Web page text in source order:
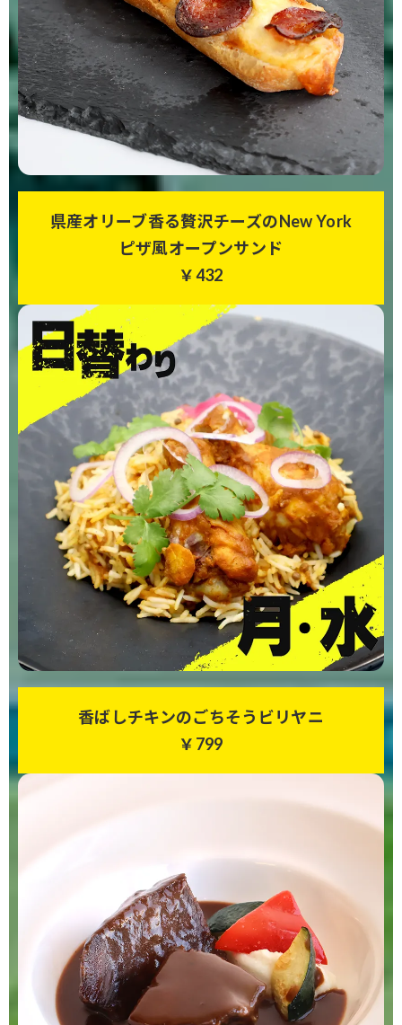
県産オリーブ香る贅沢チーズのNew York
ピザ風オープンサンド
￥432
香ばしチキンのごちそうビリヤニ
￥799